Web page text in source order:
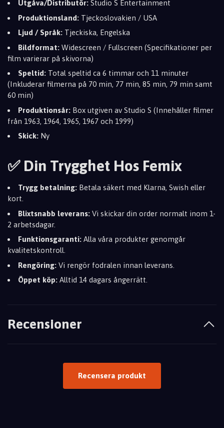
Utgåva/Distributör: Studio S Entertainment
Produktionsland: Tjeckoslovakien / USA
Ljud / Språk: Tjeckiska, Engelska
Bildformat: Widescreen / Fullscreen (Specifikationer per
film varierar på skivorna)
Speltid: Total speltid ca 6 timmar och 11 minuter
(Inkluderar filmerna på 70 min, 77 min, 85 min, 79 min samt
60 min)
Produktionsår: Box utgiven av Studio S (Innehåller filmer
från 1963, 1964, 1965, 1967 och 1999)
Skick: Ny
✅ Din Trygghet Hos Femix
Trygg betalning: Betala säkert med Klarna, Swish eller
kort.
Blixtsnabb leverans: Vi skickar din order normalt inom 1-
2 arbetsdagar.
Funktionsgaranti: Alla våra produkter genomgår
kvalitetskontroll.
Rengöring: Vi rengör fodralen innan leverans.
Öppet köp: Alltid 14 dagars ångerrätt.
Recensioner
Recensera produkt